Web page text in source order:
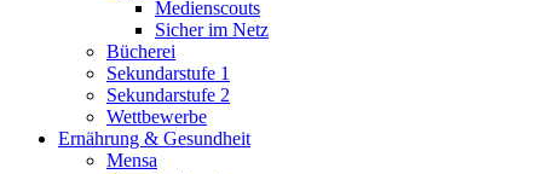
Medienscouts
Sicher im Netz
Bücherei
Sekundarstufe 1
Sekundarstufe 2
Wettbewerbe
Ernährung & Gesundheit
Mensa